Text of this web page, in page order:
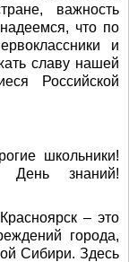
важность
что по
и
славу нашей
Российской
школьники!
День знаний!
– это
города,
Сибири. Здесь